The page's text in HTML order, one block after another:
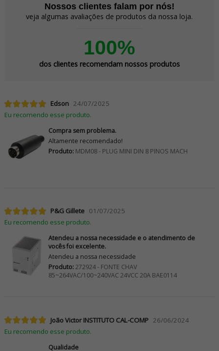
Nossos clientes falam por nós!
veja algumas avaliações de produtos da nossa loja.
100%
dos clientes recomendam nossos produtos
Edson 24/07/2025
Eu recomendo esse produto.
Compra sem problema.
Altamente recomendado!
Produto:MDM08 - PLUG MINI DIN 8 PINOS MACH
P&G Gillete 01/07/2025
Eu recomendo esse produto.
Atendeu a nossa necessidade e o atendimento de
vocês foi excelente.
Atendeu a nossa necessidade
Produto:272924 - FONTE CHAV
85~264VAC/100~240VAC 24VCC 20A BAE0114
João Victor INSTITUTO CAL-COMP 26/06/2024
Eu recomendo esse produto.
Qualidade